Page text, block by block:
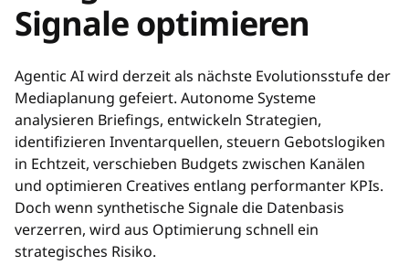
Signale optimieren
Agentic AI wird derzeit als nächste Evolutionsstufe der
Mediaplanung gefeiert. Autonome Systeme
analysieren Briefings, entwickeln Strategien,
identifizieren Inventarquellen, steuern Gebotslogiken
in Echtzeit, verschieben Budgets zwischen Kanälen
und optimieren Creatives entlang performanter KPIs.
Doch wenn synthetische Signale die Datenbasis
verzerren, wird aus Optimierung schnell ein
strategisches Risiko.